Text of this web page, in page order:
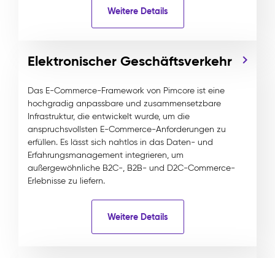
Weitere Details
Elektronischer Geschäftsverkehr
Das E-Commerce-Framework von Pimcore ist eine
hochgradig anpassbare und zusammensetzbare
Infrastruktur, die entwickelt wurde, um die
anspruchsvollsten E-Commerce-Anforderungen zu
erfüllen. Es lässt sich nahtlos in das Daten- und
Erfahrungsmanagement integrieren, um
außergewöhnliche B2C-, B2B- und D2C-Commerce-
Erlebnisse zu liefern.
Weitere Details